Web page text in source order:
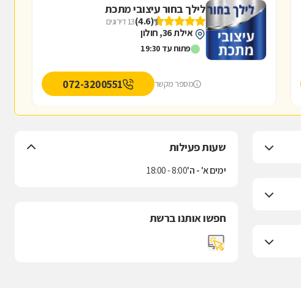
לילך בחור עיצובי מתכת
(4.6) 13 דירוגים
אילת 36, חולון
פתוח עד 19:30
מספר מקשר 072-3200551
שעות פעילות
ימים א' - ה'8:00 - 18:00
חפשו אותנו ברשת